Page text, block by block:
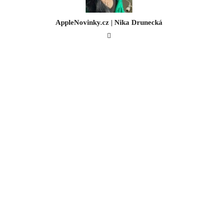
AppleNovinky.cz | Nika Drunecká